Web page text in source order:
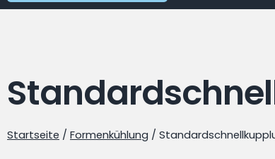
Startseite / Formenkühlung /